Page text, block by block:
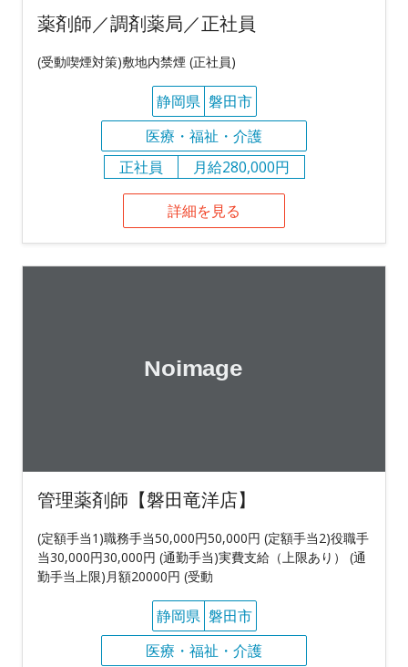
薬剤師／調剤薬局／正社員
(受動喫煙対策)敷地内禁煙 (正社員)
静岡県 磐田市
医療・福祉・介護
正社員
月給280,000円
詳細を見る
管理薬剤師【磐田竜洋店】
(定額手当1)職務手当50,000円50,000円 (定額手当2)役職手
当30,000円30,000円 (通勤手当)実費支給（上限あり） (通
勤手当上限)月額20000円 (受動
静岡県 磐田市
医療・福祉・介護